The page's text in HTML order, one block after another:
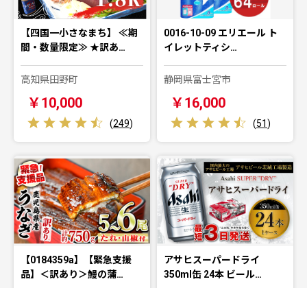
【四国一小さなまち】 ≪期
間・数量限定≫ ★訳あ…
高知県田野町
￥10,000
(249)
0016-10-09 エリエール ト
イレットティシ…
静岡県富士宮市
￥16,000
(51)
【0184359a】【緊急支援
品】＜訳あり＞鰻の蒲…
アサヒスーパードライ
350ml缶 24本 ビール…